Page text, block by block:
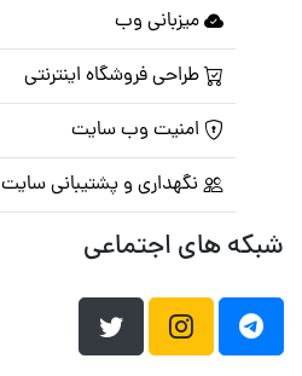
میزبانی وب
طراحی فروشگاه اینترنتی
امنیت وب سایت
نگهداری و پشتیبانی سایت
شبکه های اجتماعی